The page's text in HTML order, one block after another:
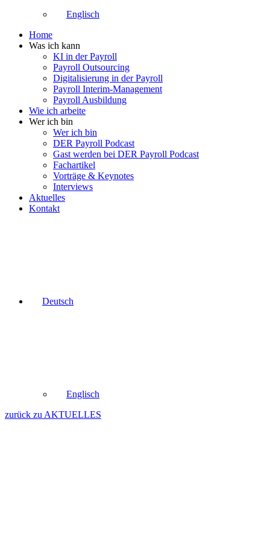
Englisch
Home
Was ich kann
KI in der Payroll
Payroll Outsourcing
Digitalisierung in der Payroll
Payroll Interim-Management
Payroll Ausbildung
Wie ich arbeite
Wer ich bin
Wer ich bin
DER Payroll Podcast
Gast werden bei DER Payroll Podcast
Fachartikel
Vorträge & Keynotes
Interviews
Aktuelles
Kontakt
Deutsch
Englisch
zurück zu AKTUELLES